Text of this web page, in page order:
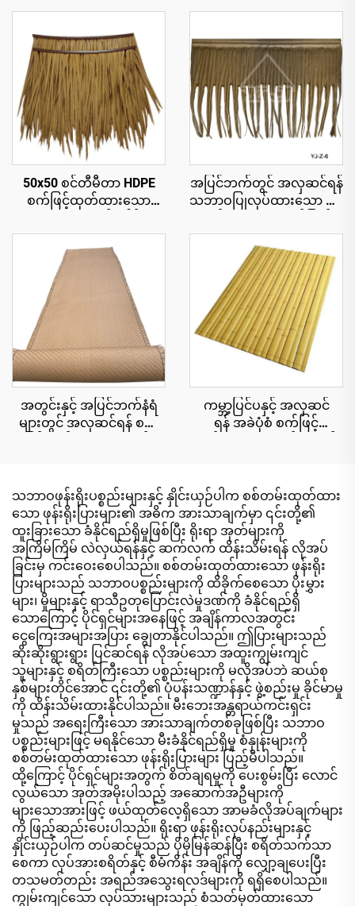
50x50 စင်တီမီတာ HDPE
စက်ဖြင့်ထုတ်ထားသော
ပြား၊ ၁၅ နှစ်အထိ ယူဗီ
ခံနိုင်ရည်ရှိသော ပူပြင်းသော
ဒေသရှိ အပန်းဖြေစခန်းများ
အပြင်ဘက်တွင် အလှဆင်ရန်
သဘာဝပြုလုပ်ထားသော ဖရုံ
ခံနိုင်ရည်ရှိခြင်း
အတွင်းနှင့် အပြင်ဘက်နံရံ
များတွင် အလှဆင်ရန် စက်
ကမ္ဘာ့ပြင်ပနှင့် အလှဆင်
ရန် အခဲပုံစံ စက်ဖြင့်
သဘာဝဖုန်းရိုးပစ္စည်းများနှင့် နှိုင်းယှဉ်ပါက စစ်တမ်းထုတ်ထား
သော ဖုန်းရိုးပြားများ၏ အဓိက အားသာချက်မှာ ၎င်းတို့၏
ထူးခြားသော ခံနိုင်ရည်ရှိမှုဖြစ်ပြီး ရိုးရာ အုတ်များကို
အကြိမ်ကြိမ် လဲလှယ်ရန်နှင့် ဆက်လက် ထိန်းသိမ်းရန် လိုအပ်
ခြင်းမှ ကင်းဝေးစေပါသည်။ စစ်တမ်းထုတ်ထားသော ဖုန်းရိုး
ပြားများသည် သဘာဝပစ္စည်းများကို ထိခိုက်စေသော ပိုးမွှား
များ၊ မှိုများနှင့် ရာသီဥတုပြောင်းလဲမှုဒဏ်ကို ခံနိုင်ရည်ရှိ
သောကြောင့် ပိုင်ရှင်များအနေဖြင့် အချိန်ကာလအတွင်း
ငွေကြေးအများအပြား ချွေတာနိုင်ပါသည်။ ဤပြားများသည်
ဆိုးဆိုးရွားရွား ပြင်ဆင်ရန် လိုအပ်သော အထူးကျွမ်းကျင်
သူများနှင့် စရိတ်ကြီးသော ပစ္စည်းများကို မလိုအပ်ဘဲ ဆယ်စု
နှစ်များတိုင်အောင် ၎င်းတို့၏ ပုံပန်းသဏ္ဍာန်နှင့် ဖွဲ့စည်းမှု ခိုင်မာမှု
ကို ထိန်းသိမ်းထားနိုင်ပါသည်။ မီးဘေးအန္တရာယ်ကင်းရှင်း
မှုသည် အရေးကြီးသော အားသာချက်တစ်ခုဖြစ်ပြီး သဘာဝ
ပစ္စည်းများဖြင့် မရနိုင်သော မီးခံနိုင်ရည်ရှိမှု စံနှုန်းများကို
စစ်တမ်းထုတ်ထားသော ဖုန်းရိုးပြားများ ပြည့်မီပါသည်။
ထို့ကြောင့် ပိုင်ရှင်များအတွက် စိတ်ချရမှုကို ပေးစွမ်းပြီး လောင်
လွယ်သော အုတ်အမိုးပါသည့် အဆောက်အဦများကို
များသောအားဖြင့် ဖယ်ထုတ်လေ့ရှိသော အာမခံလိုအပ်ချက်များ
ကို ဖြည့်ဆည်းပေးပါသည်။ ရိုးရာ ဖုန်းရိုးလုပ်နည်းများနှင့်
နှိုင်းယှဉ်ပါက တပ်ဆင်မှုသည် ပိုမိုမြန်ဆန်ပြီး စရိတ်သက်သာ
စေကာ လုပ်အားစရိတ်နှင့် စီမံကိန်း အချိန်ကို လျှော့ချပေးပြီး
တသမတ်တည်း အရည်အသွေးရလဒ်များကို ရရှိစေပါသည်။
ကျွမ်းကျင်သော လုပ်သားများသည် စံသတ်မှတ်ထားသော